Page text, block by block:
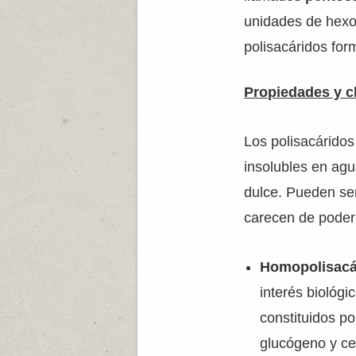
unidades de
polisacáridos
Propiedades y
Los
insolubles en
dulce. Pueden
carecen de
interés
constituidos
glucógeno y